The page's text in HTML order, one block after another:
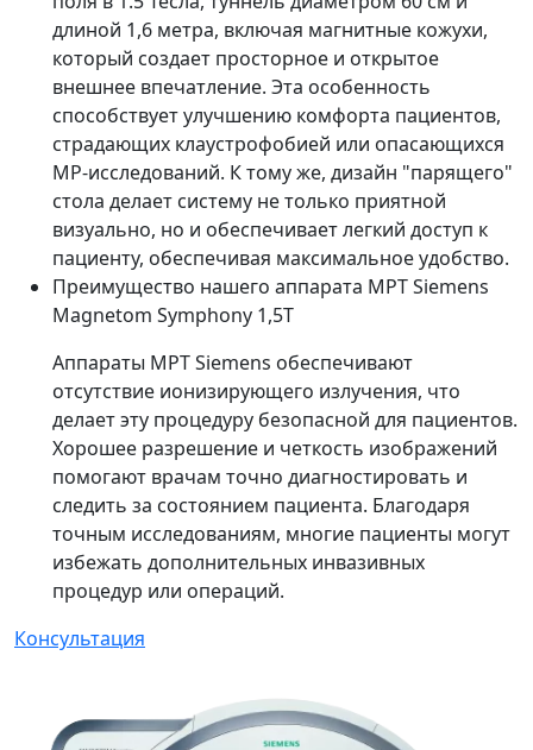
длиной 1,6 метра, включая магнитные кожухи,
который создает просторное и открытое
внешнее впечатление. Эта особенность
способствует улучшению комфорта пациентов,
страдающих клаустрофобией или опасающихся
МР-исследований. К тому же, дизайн "парящего"
стола делает систему не только приятной
визуально, но и обеспечивает легкий доступ к
пациенту, обеспечивая максимальное удобство.
Преимущество нашего аппарата МРТ Siemens
Magnetom Symphony 1,5Т
Аппараты МРТ Siemens обеспечивают
отсутствие ионизирующего излучения, что
делает эту процедуру безопасной для пациентов.
Хорошее разрешение и четкость изображений
помогают врачам точно диагностировать и
следить за состоянием пациента. Благодаря
точным исследованиям, многие пациенты могут
избежать дополнительных инвазивных
процедур или операций.
Консультация